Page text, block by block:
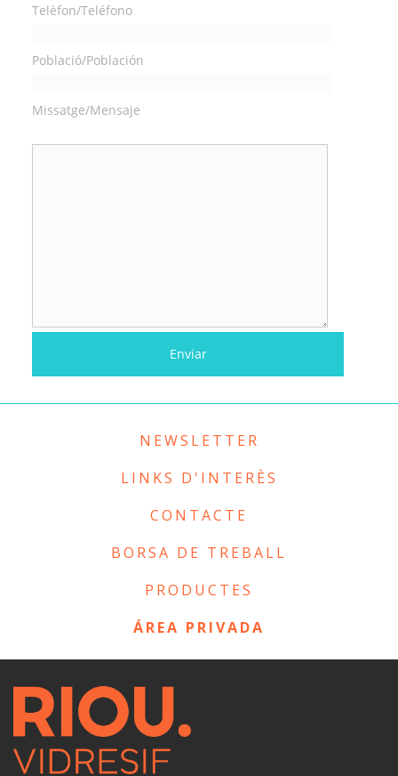
Telèfon/Teléfono
Població/Población
Missatge/Mensaje
NEWSLETTER
LINKS D'INTERÈS
CONTACTE
BORSA DE TREBALL
PRODUCTES
ÁREA PRIVADA